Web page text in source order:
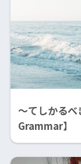
〜てしかる
Grammar】